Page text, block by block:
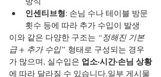
인센티브형: 손님 수나 테이블 방문
횟수 등에 따라 추가 수입이 발생
이와 같은 다양한 구조는 “정해진 기본
급 + 추가 수입” 형태로 구성되는 경우
가 많으며, 실수입은 업소·시간·손님 상황
에 따라 달라질 수 있습니다.일부 게시물